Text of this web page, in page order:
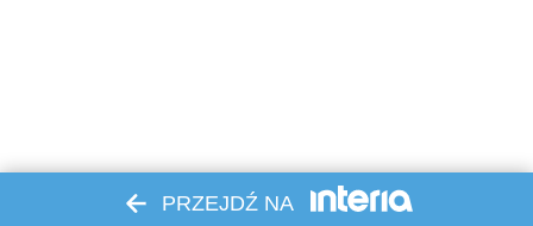
PRZEJDŹ NA